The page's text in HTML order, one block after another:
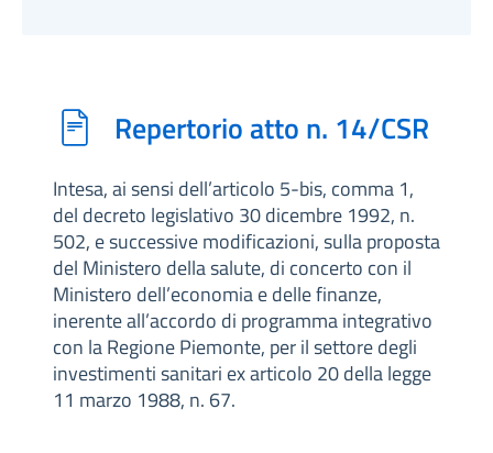
Repertorio atto n. 14/CSR
Intesa, ai sensi dell’articolo 5-bis, comma 1,
del decreto legislativo 30 dicembre 1992, n.
502, e successive modificazioni, sulla proposta
del Ministero della salute, di concerto con il
Ministero dell’economia e delle finanze,
inerente all’accordo di programma integrativo
con la Regione Piemonte, per il settore degli
investimenti sanitari ex articolo 20 della legge
11 marzo 1988, n. 67.